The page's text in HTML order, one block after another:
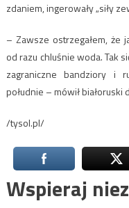
zdaniem, ingerowały „siły
– Zawsze ostrzegałem, że
od razu chluśnie woda. Tak
zagraniczne bandziory i
południe – mówił białoruski
/tysol.pl/
Wspieraj